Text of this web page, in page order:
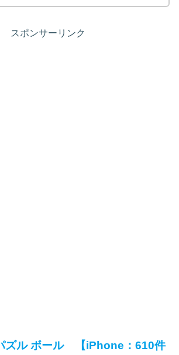
スポンサーリンク
ズル ボール 【iPhone：610件